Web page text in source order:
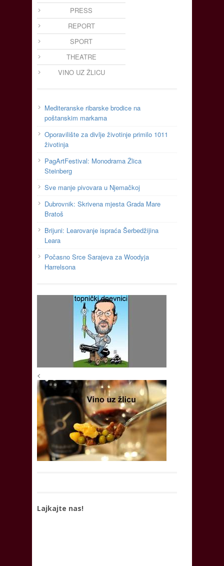
PRESS
REPORT
SPORT
THEATRE
VINO UZ ŽLICU
Mediteranske ribarske brodice na
poštanskim markama
Oporavilište za divlje životinje primilo 1011
životinja
PagArtFestival: Monodrama Žlica
Steinberg
Sve manje pivovara u Njemačkoj
Dubrovnik: Skrivena mjesta Grada Mare
Bratoš
Brijuni: Learovanje ispraća Šerbedžijina
Leara
Počasno Srce Sarajeva za Woodyja
Harrelsona
<
Lajkajte nas!